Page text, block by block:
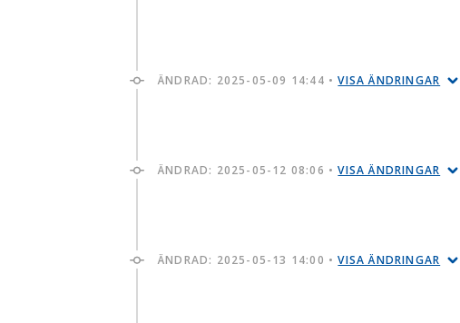
ÄNDRAD: 2025-05-09 14:44 •VISA ÄNDRINGAR
ÄNDRAD: 2025-05-12 08:06 •VISA ÄNDRINGAR
ÄNDRAD: 2025-05-13 14:00 •VISA ÄNDRINGAR